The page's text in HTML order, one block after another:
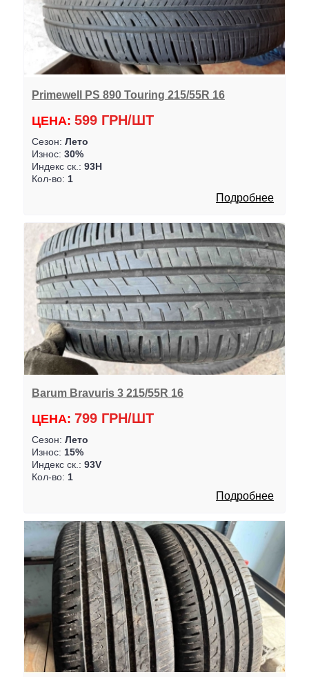
Primewell PS 890 Touring 215/55R 16
ЦЕНА: 599 ГРН/ШТ
Сезон: Лето
Износ: 30%
Индекс ск.: 93H
Кол-во: 1
Подробнее
Barum Bravuris 3 215/55R 16
ЦЕНА: 799 ГРН/ШТ
Сезон: Лето
Износ: 15%
Индекс ск.: 93V
Кол-во: 1
Подробнее